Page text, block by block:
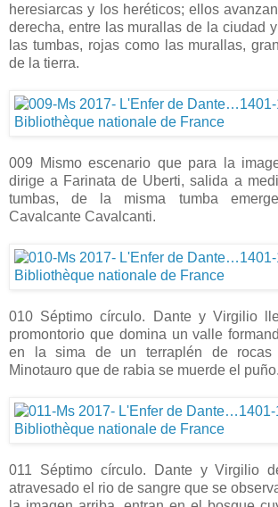
heresiarcas y los heréticos; ellos
derecha, entre las murallas de la ciudad
las tumbas, rojas como las murallas,
de la tierra.
009 Mismo escenario que para la
dirige a Farinata de Uberti, salida a
tumbas, de la misma tumba
Cavalcante Cavalcanti.
010 Séptimo círculo. Dante y Virgilio
promontorio que domina un valle
en la sima de un terraplén de rocas
Minotauro que de rabia se muerde el puño.
011 Séptimo círculo. Dante y Virgilio
atravesado el rio de sangre que se